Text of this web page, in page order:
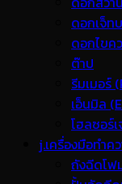
ดอกเจ็ท
ดอกไขค
ต๊าป
รีมเมอร์
เอ็นมิล
โฮลซอร์เ
j.เครื่องมือทำค
ถังฉีดโฟ